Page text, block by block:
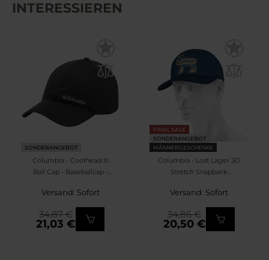
INTERESSIEREN
SONDERANGEBOT
Columbia - Coolhead III
Ball Cap - Baseballcap -
Versand: Sofort
21,03 €
34,87 €
FINAL SALE
SONDERANGEBOT
MÄNNERGESCHENKE
Columbia - Lost Lager 3D
Stretch Snapback
Navy/Moose
Versand: Sofort
20,50 €
34,86 €